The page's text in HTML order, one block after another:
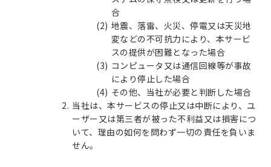
合
地震、落雷、火災、停電又は天災地
変などの不可抗力により、本サービ
スの提供が困難となった場合
コンピュータ又は通信回線等が事故
により停止した場合
その他、当社が必要と判断した場合
当社は、本サービスの停止又は中断により、ユ
ーザー又は第三者が被った不利益又は損害につ
いて、理由の如何を問わず一切の責任を負いま
せん。